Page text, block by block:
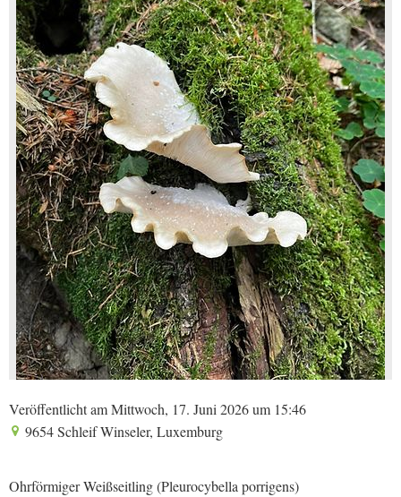
Veröffentlicht am Mittwoch, 17. Juni 2026 um 15:46
9654 Schleif Winseler, Luxemburg
Ohrförmiger Weißseitling (Pleurocybella porrigens)